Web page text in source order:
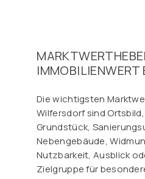
IMMOBILIENWERT
Die wichtigsten
Wilfersdorf sind
Grundstück,
Nebengebäude,
Nutzbarkeit, Ausblick
Zielgruppe für